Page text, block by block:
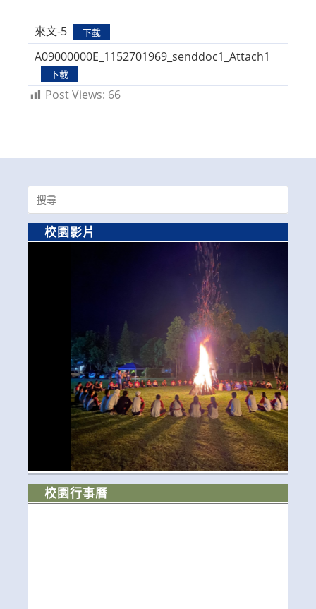
來文-5 下載
A09000000E_1152701969_senddoc1_Attach1
下載
Post Views: 66
Search
for:
校園影片
校園行事曆